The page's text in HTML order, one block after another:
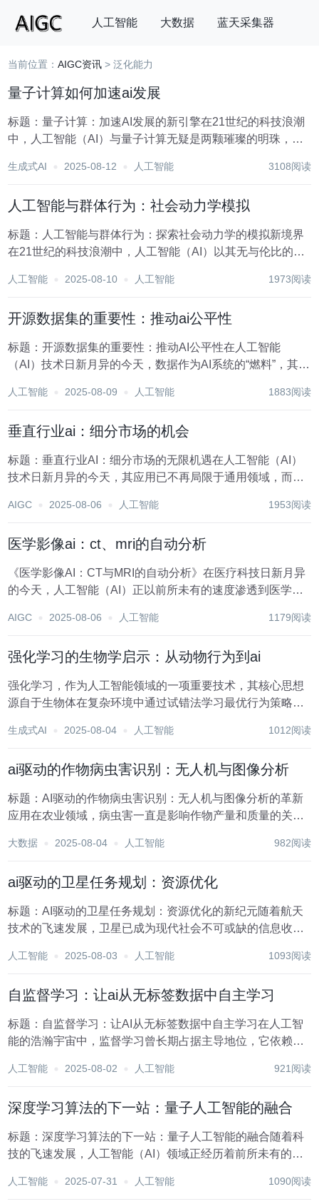
人工智能 大数据 蓝天采集器
搜索
当前位置：AIGC资讯 > 泛化能力
量子计算如何加速ai发展
标题：量子计算：加速AI发展的新引擎在21世纪的科技浪潮
中，人工智能（AI）与量子计算无疑是两颗璀璨的明珠，它
用。而当这两者交汇时，一场前所未有的技术革命正悄然酝
生成式AI 2025-08-12 人工智能 3108阅读
人工智能与群体行为：社会动力学模拟
标题：人工智能与群体行为：探索社会动力学的模拟新境界
在21世纪的科技浪潮中，人工智能（AI）以其无与伦比的数
个角落。其中，AI在模拟和分析群体行为方面的应用，为社
人工智能 2025-08-10 人工智能 1973阅读
开源数据集的重要性：推动ai公平性
标题：开源数据集的重要性：推动AI公平性在人工智能
（AI）技术日新月异的今天，数据作为AI系统的“燃料”，其质
据集，作为数据共享的一种重要形式，正逐渐成为推动AI公
人工智能 2025-08-09 人工智能 1883阅读
垂直行业ai：细分市场的机会
标题：垂直行业AI：细分市场的无限机遇在人工智能（AI）
技术日新月异的今天，其应用已不再局限于通用领域，而是
这些细分市场不仅为AI技术提供了广阔的应用舞台，更为企
AIGC 2025-08-06 人工智能 1953阅读
医学影像ai：ct、mri的自动分析
《医学影像AI：CT与MRI的自动分析》在医疗科技日新月异
的今天，人工智能（AI）正以前所未有的速度渗透到医学领
一。CT（计算机断层扫描）和MRI（磁共振成像）作为两种
AIGC 2025-08-06 人工智能 1179阅读
强化学习的生物学启示：从动物行为到ai
强化学习，作为人工智能领域的一项重要技术，其核心思想
源自于生物体在复杂环境中通过试错法学习最优行为策略的
也为人工智能的发展提供了宝贵的启示。从动物行为到AI，
生成式AI 2025-08-04 人工智能 1012阅读
ai驱动的作物病虫害识别：无人机与图像分析
标题：AI驱动的作物病虫害识别：无人机与图像分析的革新
应用在农业领域，病虫害一直是影响作物产量和质量的关键
不仅耗时费力，而且难以做到全面、及时。随着人工智能
大数据 2025-08-04 人工智能 982阅读
ai驱动的卫星任务规划：资源优化
标题：AI驱动的卫星任务规划：资源优化的新纪元随着航天
技术的飞速发展，卫星已成为现代社会不可或缺的信息收集
地球观测等多个领域。然而，面对日益增长的卫星数量及复
人工智能 2025-08-03 人工智能 1093阅读
自监督学习：让ai从无标签数据中自主学习
标题：自监督学习：让AI从无标签数据中自主学习在人工智
能的浩瀚宇宙中，监督学习曾长期占据主导地位，它依赖于
分类任务。然而，随着数据量的爆炸式增长和标注成本的高
人工智能 2025-08-02 人工智能 921阅读
深度学习算法的下一站：量子人工智能的融合
标题：深度学习算法的下一站：量子人工智能的融合随着科
技的飞速发展，人工智能（AI）领域正经历着前所未有的变
别、语音识别、自然语言处理等多个领域取得了显著成就。
人工智能 2025-07-31 人工智能 1090阅读